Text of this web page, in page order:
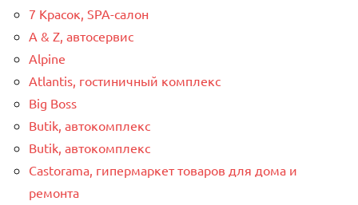
7 Красок, SPA-салон
A & Z, автосервис
Alpine
Atlantis, гостиничный комплекс
Big Boss
Butik, автокомплекс
Butik, автокомплекс
Castorama, гипермаркет товаров для дома и
ремонта